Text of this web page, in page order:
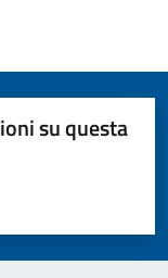
su questa